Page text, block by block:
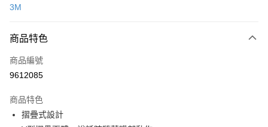
LINE Pay
Apple Pay
運送方式
3M
商品特色
商品編號
9612085
商品特色
摺疊式設計